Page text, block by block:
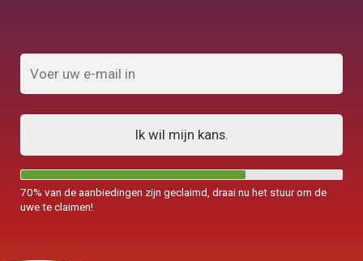
Ik wil mijn kans.
70% van de aanbiedingen zijn geclaimd, draai nu het stuur om de
uwe te claimen!